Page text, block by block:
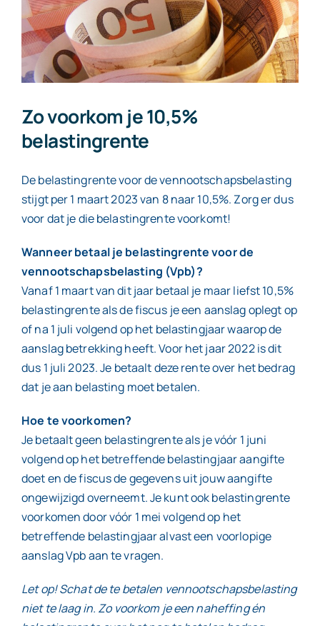
Contact
Zo voorkom je 10,5%
belastingrente
De belastingrente voor de vennootschapsbelasting
stijgt per 1 maart 2023 van 8 naar 10,5%. Zorg er dus
voor dat je die belastingrente voorkomt!
Wanneer betaal je belastingrente voor de
vennootschapsbelasting (Vpb)?
Vanaf 1 maart van dit jaar betaal je maar liefst 10,5%
belastingrente als de fiscus je een aanslag oplegt op
of na 1 juli volgend op het belastingjaar waarop de
aanslag betrekking heeft. Voor het jaar 2022 is dit
dus 1 juli 2023. Je betaalt deze rente over het bedrag
dat je aan belasting moet betalen.
Hoe te voorkomen?
Je betaalt geen belastingrente als je vóór 1 juni
volgend op het betreffende belastingjaar aangifte
doet en de fiscus de gegevens uit jouw aangifte
ongewijzigd overneemt. Je kunt ook belastingrente
voorkomen door vóór 1 mei volgend op het
betreffende belastingjaar alvast een voorlopige
aanslag Vpb aan te vragen.
Let op! Schat de te betalen vennootschapsbelasting
niet te laag in. Zo voorkom je een naheffing én